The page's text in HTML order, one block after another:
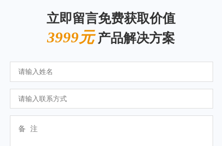
立即留言免费获取价值
3999元产品解决方案